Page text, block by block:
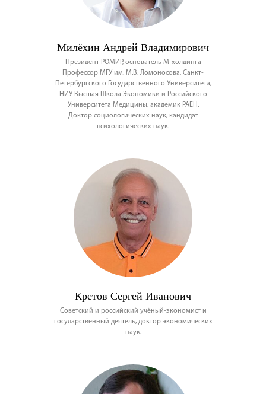
Милёхин Андрей Владимирович
Президент РОМИР, основатель М-холдинга
Профессор МГУ им. М.В. Ломоносова, Санкт-
Петербургского Государственного Университета,
НИУ Высшая Школа Экономики и Российского
Университета Медицины, академик РАЕН.
Доктор социологических наук, кандидат
психологических наук.
Кретов Сергей Иванович
Советский и российский учёный-экономист и
государственный деятель, доктор экономических
наук.